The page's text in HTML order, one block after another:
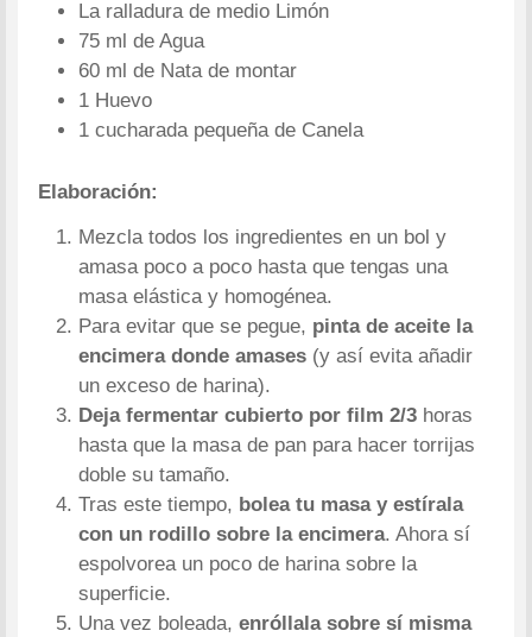
La ralladura de medio Limón
75 ml de Agua
60 ml de Nata de montar
1 Huevo
1 cucharada pequeña de Canela
Elaboración:
Mezcla todos los ingredientes en un bol y
amasa poco a poco hasta que tengas una
masa elástica y homogénea.
Para evitar que se pegue, pinta de aceite la
encimera donde amases (y así evita añadir
un exceso de harina).
Deja fermentar cubierto por film 2/3 horas
hasta que la masa de pan para hacer torrijas
doble su tamaño.
Tras este tiempo, bolea tu masa y estírala
con un rodillo sobre la encimera. Ahora sí
espolvorea un poco de harina sobre la
superficie.
Una vez boleada,enróllala sobre sí misma